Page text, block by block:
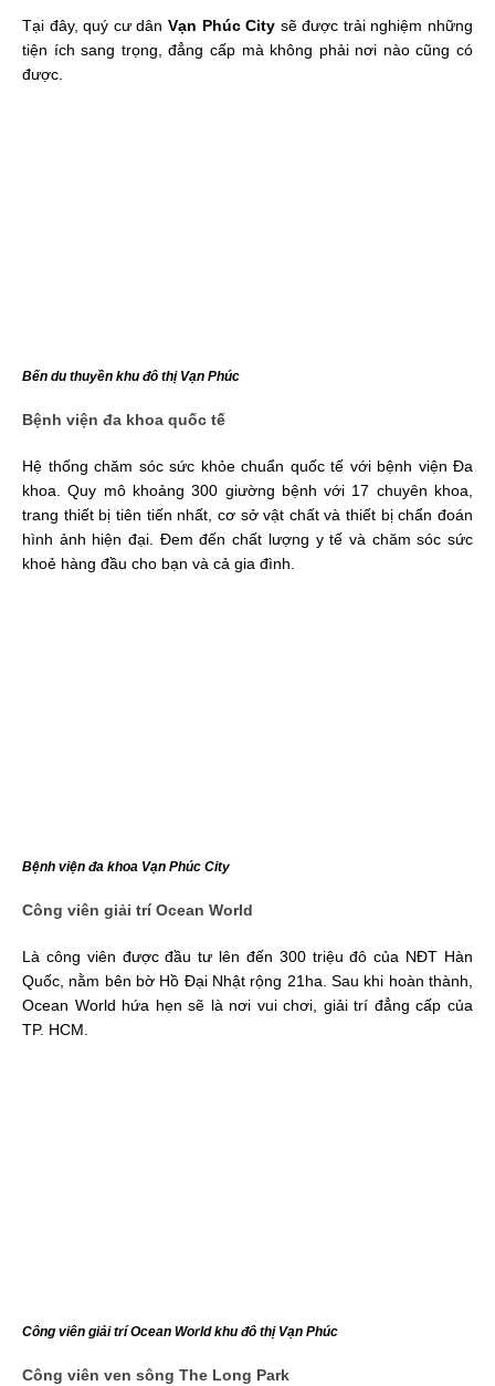
Tại đây, quý cư dân Vạn Phúc City sẽ được trải nghiệm những
tiện ích sang trọng, đẳng cấp mà không phải nơi nào cũng có
được.
Bến du thuyền khu đô thị Vạn Phúc
Bệnh viện đa khoa quốc tế
Hệ thống chăm sóc sức khỏe chuẩn quốc tế với bệnh viện Đa
khoa. Quy mô khoảng 300 giường bệnh với 17 chuyên khoa,
trang thiết bị tiên tiến nhất, cơ sở vật chất và thiết bị chẩn đoán
hình ảnh hiện đại. Đem đến chất lượng y tế và chăm sóc sức
khoẻ hàng đầu cho bạn và cả gia đình.
Bệnh viện đa khoa Vạn Phúc City
Công viên giải trí Ocean World
Là công viên được đầu tư lên đến 300 triệu đô của NĐT Hàn
Quốc, nằm bên bờ Hồ Đại Nhật rộng 21ha. Sau khi hoàn thành,
Ocean World hứa hẹn sẽ là nơi vui chơi, giải trí đẳng cấp của
TP. HCM.
Công viên giải trí Ocean World khu đô thị Vạn Phúc
Công viên ven sông The Long Park